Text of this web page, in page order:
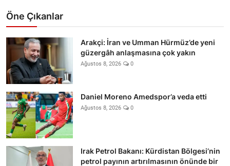
Öne Çıkanlar
Arakçi: İran ve Umman Hürmüz’de yeni
güzergâh anlaşmasına çok yakın
Ağustos 8, 2026 0
Daniel Moreno Amedspor’a veda etti
Ağustos 8, 2026 0
Irak Petrol Bakanı: Kürdistan Bölgesi’nin
petrol payının artırılmasının önünde bir